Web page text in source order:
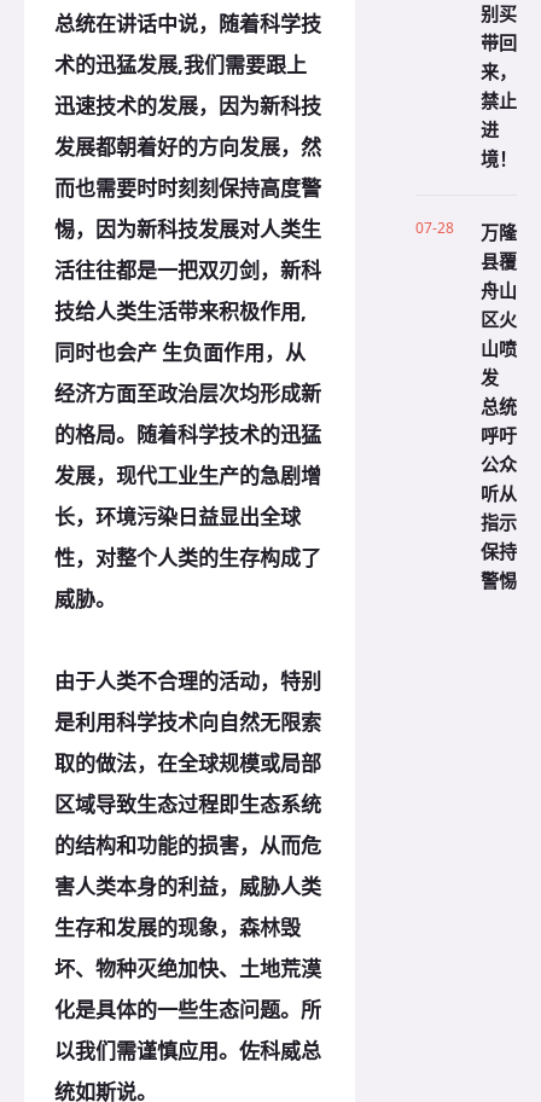
总统在讲话中说，随着科学技
术的迅猛发展,我们需要跟上
迅速技术的发展，因为新科技
发展都朝着好的方向发展，然
而也需要时时刻刻保持高度警
惕，因为新科技发展对人类生
活往往都是一把双刃剑，新科
技给人类生活带来积极作用,
同时也会产 生负面作用，从
经济方面至政治层次均形成新
的格局。随着科学技术的迅猛
发展，现代工业生产的急剧增
长，环境污染日益显出全球
性，对整个人类的生存构成了
威胁。
由于人类不合理的活动，特别
是利用科学技术向自然无限索
取的做法，在全球规模或局部
区域导致生态过程即生态系统
的结构和功能的损害，从而危
害人类本身的利益，威胁人类
生存和发展的现象，森林毁
坏、物种灭绝加快、土地荒漠
化是具体的一些生态问题。所
以我们需谨慎应用。佐科威总
统如斯说。
别买
带回
来，
禁止
进
境！
07-28
万隆
县覆
舟山
区火
山喷
发
总统
呼吁
公众
听从
指示
保持
警惕